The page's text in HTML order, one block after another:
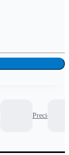
Precio